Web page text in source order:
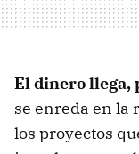
El dinero llega,
se enreda en la
los proyectos